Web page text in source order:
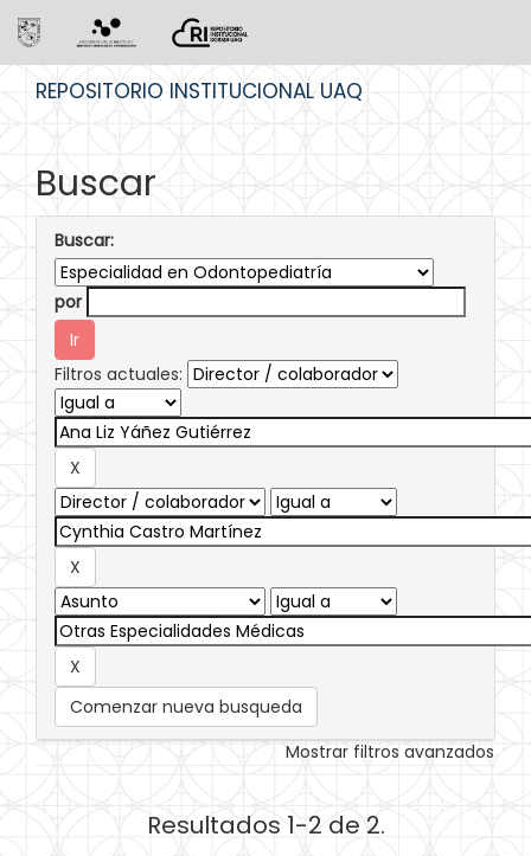
REPOSITORIO INSTITUCIONAL UAQ
Buscar
Buscar:
por
Filtros actuales:
Comenzar nueva busqueda
Mostrar filtros avanzados
Resultados 1-2 de 2.